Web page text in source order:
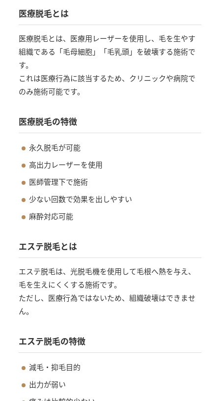
医療脱毛とは
医療脱毛とは、医療用レーザーを使用し、毛を生やす
組織である「毛母細胞」「毛乳頭」を破壊する施術で
す。
これは医療行為に該当するため、クリニックや病院で
のみ施術可能です。
医療脱毛の特徴
永久脱毛が可能
高出力レーザーを使用
医師管理下で施術
少ない回数で効果を出しやすい
麻酔対応可能
エステ脱毛とは
エステ脱毛は、光脱毛機を使用して毛根へ熱を与え、
毛を生えにくくする施術です。
ただし、医療行為ではないため、組織破壊はできませ
ん。
エステ脱毛の特徴
減毛・抑毛目的
出力が弱い